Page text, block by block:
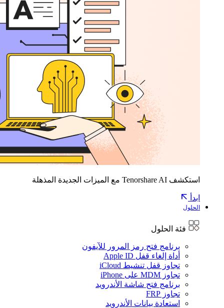
استكشف Tenorshare AI مع الميزات الجديدة المذهلة
ابدأ
الحلول
فئة الحلول
برنامج فتح رمز المرور للآيفون
أداة إلغاء قفل Apple ID
تجاوز قفل تنشيط iCloud
تجاوز MDM على iPhone
برنامج فتح شاشة الأندرويد
تجاوز FRP
استعادة بيانات الأندرويد